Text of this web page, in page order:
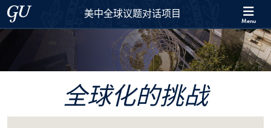
Skip to 美中全球议题对话项目 Full Site Menu
Skip to main content
Georgetown University美中全球议题对话项目 Menu
全球化的挑战